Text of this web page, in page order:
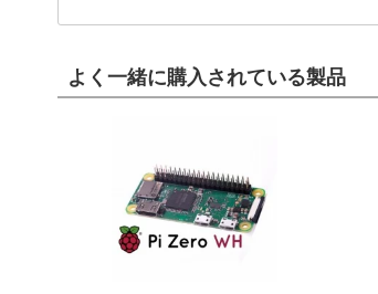
よく一緒に購入されている製品